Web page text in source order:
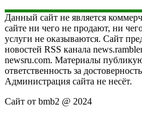
Данный сайт не является
сайте ни чего не продают, ни
услуги не оказываются. Сайт
новостей RSS канала
newsru.com. Материалы
ответственность за
Администрация сайта не несёт.
Сайт от bmb2 @ 2024